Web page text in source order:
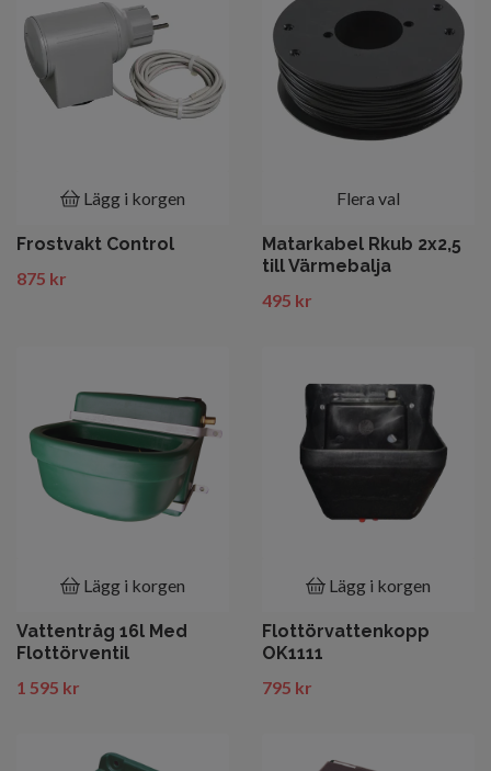
Lägg i korgen
Frostvakt Control
875 kr
Flera val
Matarkabel Rkub 2x2,5
till Värmebalja
495 kr
Lägg i korgen
Vattentråg 16l Med
Flottörventil
1 595 kr
Lägg i korgen
Flottörvattenkopp
OK1111
795 kr